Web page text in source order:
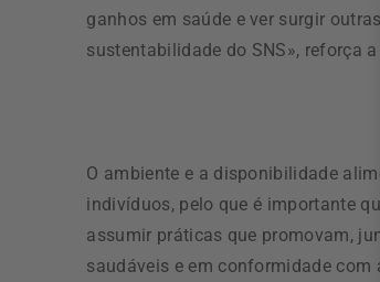
ganhos em saúde e ver surgir
sustentabilidade do SNS», reforça
O ambiente e a disponibilidade
indivíduos, pelo que é importante
assumir práticas que promovam,
saudáveis e em conformidade com